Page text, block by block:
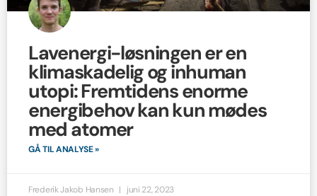
Lavenergi-løsningen er en
klimaskadelig og inhuman
utopi: Fremtidens enorme
energibehov kan kun mødes
med atomer
GÅ TIL ANALYSE »
Frederik Jakob Hansen juni 22, 2023